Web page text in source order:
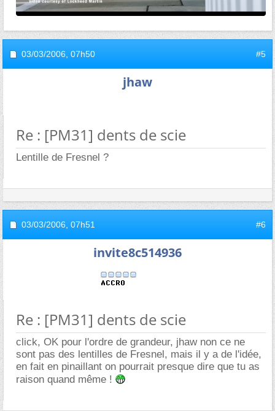
03/03/2006, 07h50 #5
jhaw
Re : [PM31] dents de scie
Lentille de Fresnel ?
03/03/2006, 07h51 #6
invite8c514936
Re : [PM31] dents de scie
click, OK pour l'ordre de grandeur, jhaw non ce ne
sont pas des lentilles de Fresnel, mais il y a de l'idée,
en fait en pinaillant on pourrait presque dire que tu as
raison quand même !